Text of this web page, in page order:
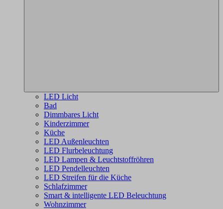
LED Licht
Bad
Dimmbares Licht
Kinderzimmer
Küche
LED Außenleuchten
LED Flurbeleuchtung
LED Lampen & Leuchtstoffröhren
LED Pendelleuchten
LED Streifen für die Küche
Schlafzimmer
Smart & intelligente LED Beleuchtung
Wohnzimmer